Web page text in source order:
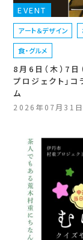
EVENT
アート＆デザイン
食・グルメ
8月6日（木）7
プロジェクト」
ム
2026年07月31日